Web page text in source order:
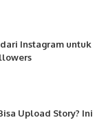
Instagram untuk
Upload Story? Ini